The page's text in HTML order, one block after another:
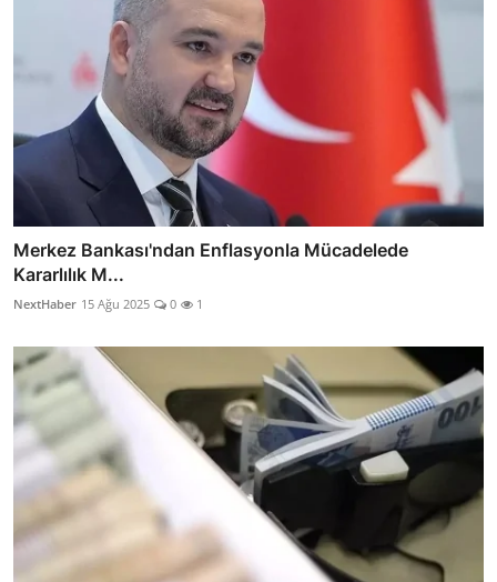
Merkez Bankası'ndan Enflasyonla Mücadelede
Kararlılık M...
NextHaber 15 Ağu 2025 0 1